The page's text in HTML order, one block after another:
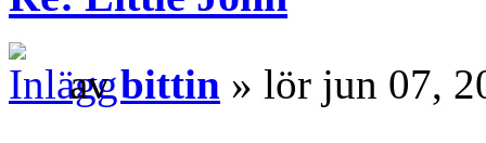
avbittin » lör jun 07,